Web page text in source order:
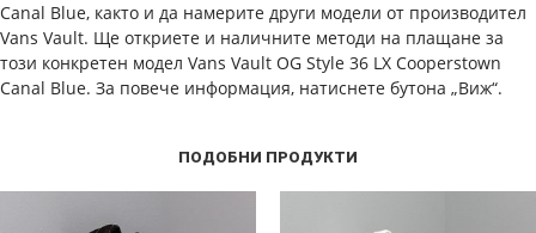
Canal Blue, както и да намерите други модели от производител
Vans Vault. Ще откриете и наличните методи на плащане за
този конкретен модел Vans Vault OG Style 36 LX Cooperstown
Canal Blue. За повече информация, натиснете бутона „Виж“.
ПОДОБНИ ПРОДУКТИ